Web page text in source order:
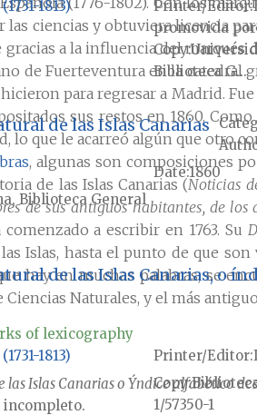
las ciencias y obtuviera licencia
a la influencia del marqués
de Fuerteventura en la catedral
para regresar a Madrid.
sus restos en 1860.
lo que le acarreó algún que otro
, algunas son composiciones
de las Islas Canarias (Noticias
de sus antiguos habitantes, de
comenzado a escribir en 1763. Su
Islas, hasta el punto de que
hay en muchas palabras, se
Naturales, y el más
Islas Canarias o Ýndice alfabético
incompleto.
1813) Printer/Editor
promovida por
Copy
Biblioteca G...
de las Islas Canarias
Date1860
Biblioteca General
de las Islas Canarias, o
of lexicography
1813) Printer/Editor
Copy
1/57350-1